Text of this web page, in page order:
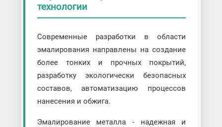
технологии
Современные разработки в области
эмалирования направлены на создание
более тонких и прочных покрытий,
разработку экологически безопасных
составов, автоматизацию процессов
нанесения и обжига.
Эмалирование металла - надежная и